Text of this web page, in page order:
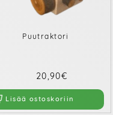
Puutraktori
20,90€
Lisää ostoskoriin